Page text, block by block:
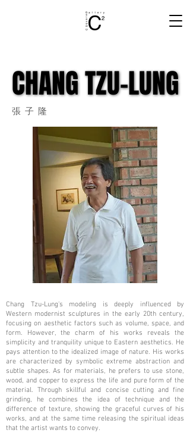
CHANG TZU-LUNG
CHANG TZU-LUNG
張子隆
Chang Tzu-Lung's modeling is deeply influenced by
Western modernist sculptures in the early 20th century,
focusing on aesthetic factors such as volume, space, and
form. However, the charm of his works reveals the
simplicity and tranquility unique to Eastern aesthetics. He
pays attention to the idealized image of nature. His works
are characterized by symbolic extreme abstraction and
subtle shapes. As for materials, he prefers to use stone,
wood, and copper to express the life and pure form of the
material. Through skillful and concise cutting and fine
grinding, he combines the idea of ​​technique and the
difference of texture, showing the graceful curves of his
works, and at the same time releasing the spiritual ideas
that the artist wants to convey.